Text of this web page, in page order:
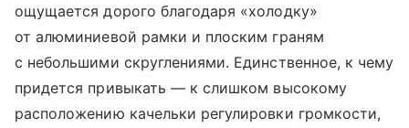
ощущается дорого благодаря «холодку»
от алюминиевой рамки и плоским граням
с небольшими скруглениями. Единственное, к чему
придется привыкать — к слишком высокому
расположению качельки регулировки громкости,